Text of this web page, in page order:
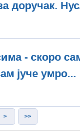
доручак.
- скоро
јуче умро...
> >>